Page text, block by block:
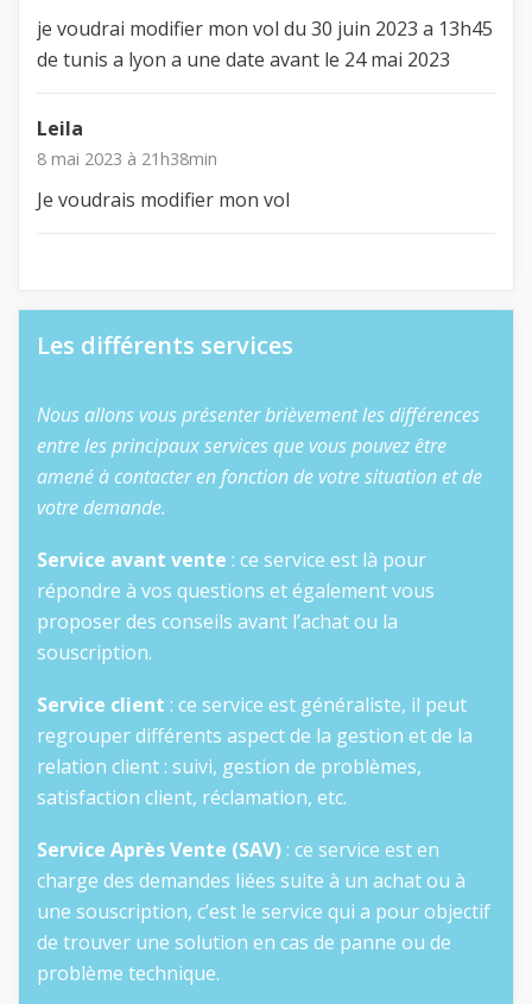
je voudrai modifier mon vol du 30 juin 2023 a 13h45
de tunis a lyon a une date avant le 24 mai 2023
Leila
8 mai 2023 à 21h38min
Je voudrais modifier mon vol
Les différents services
Nous allons vous présenter brièvement les différences
entre les principaux services que vous pouvez être
amené à contacter en fonction de votre situation et de
votre demande.
Service avant vente : ce service est là pour
répondre à vos questions et également vous
proposer des conseils avant l’achat ou la
souscription.
Service client : ce service est généraliste, il peut
regrouper différents aspect de la gestion et de la
relation client : suivi, gestion de problèmes,
satisfaction client, réclamation, etc.
Service Après Vente (SAV) : ce service est en
charge des demandes liées suite à un achat ou à
une souscription, c’est le service qui a pour objectif
de trouver une solution en cas de panne ou de
problème technique.